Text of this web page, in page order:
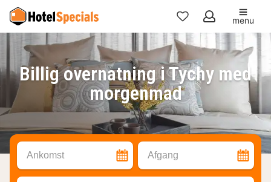
Mine
favoritter
menu
Billig overnatning i Tychy med
morgenmad
Ankomst Afgang